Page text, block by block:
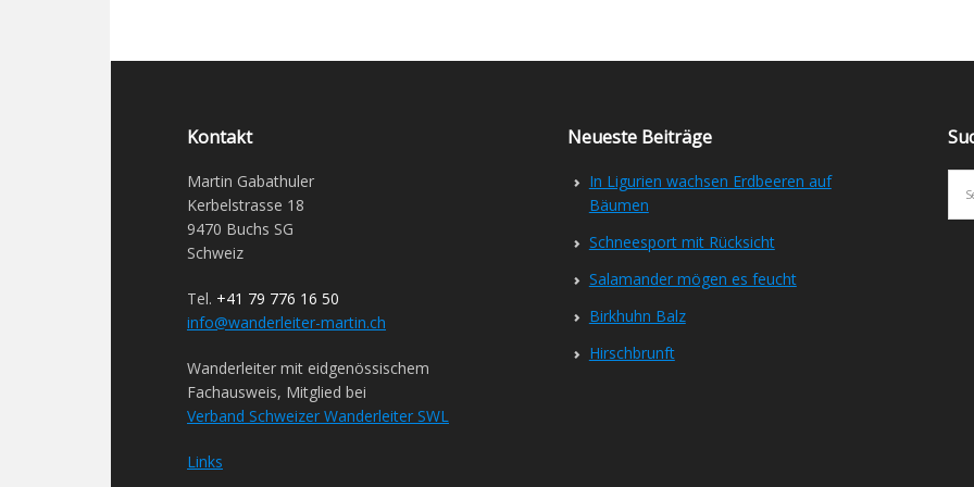
Kontakt
Martin Gabathuler
Kerbelstrasse 18
9470 Buchs SG
Schweiz
Tel. +41 79 776 16 50
info@wanderleiter-martin.ch
Wanderleiter mit eidgenössischem
Fachausweis, Mitglied bei
Verband Schweizer Wanderleiter SWL
Links
Neueste Beiträge
In Ligurien wachsen Erdbeeren auf
Bäumen
Schneesport mit Rücksicht
Salamander mögen es feucht
Birkhuhn Balz
Hirschbrunft